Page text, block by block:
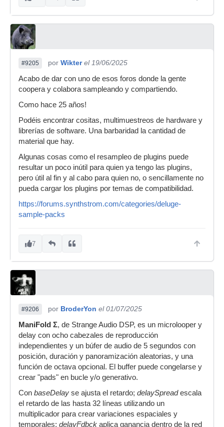
#9205 por Wikter el 19/06/2025
Acabo de dar con uno de esos foros donde la gente
coopera y colabora sampleando y compartiendo.
Como hace 25 años!
Podéis encontrar cositas, multimuestreos de hardware y
librerías de software. Una barbaridad la cantidad de
material que hay.
Algunas cosas como el resampleo de plugins puede
resultar un poco inútil para quien ya tengo las plugins,
pero útil al fin y al cabo para quien no, o sencillamente no
pueda cargar los plugins por temas de compatibilidad.
https://forums.synthstrom.com/categories/deluge-
sample-packs
7
#9206 por BroderYon el 01/07/2025
ManiFold Σ, de Strange Audio DSP, es un microlooper y
delay con ocho cabezales de reproducción
independientes y un búfer de audio de 5 segundos con
posición, duración y panoramización aleatorias, y una
función de octava opcional. El buffer puede congelarse y
crear "pads" en bucle y/o generativo.
Con baseDelay se ajusta el retardo; delaySpreadescala
el retardo de las hasta 32 líneas utilizando un
multiplicador para crear variaciones espaciales y
temporales; delayFdbck aplica ganancia dentro de la red